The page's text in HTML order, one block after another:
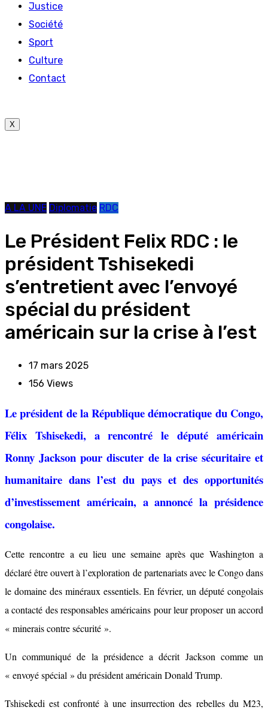
Justice
Société
Sport
Culture
Contact
X
A LA UNE Diplomatie RDC
Le Président Felix RDC : le
président Tshisekedi
s’entretient avec l’envoyé
spécial du président
américain sur la crise à l’est
17 mars 2025
156 Views
Le président de la République démocratique du Congo,
Félix Tshisekedi, a rencontré le député américain
Ronny Jackson pour discuter de la crise sécuritaire et
humanitaire dans l’est du pays et des opportunités
d’investissement américain, a annoncé la présidence
congolaise.
Cette rencontre a eu lieu une semaine après que Washington a
déclaré être ouvert à l’exploration de partenariats avec le Congo dans
le domaine des minéraux essentiels. En février, un député congolais
a contacté des responsables américains pour leur proposer un accord
« minerais contre sécurité ».
Un communiqué de la présidence a décrit Jackson comme un
« envoyé spécial » du président américain Donald Trump.
Tshisekedi est confronté à une insurrection des rebelles du M23,